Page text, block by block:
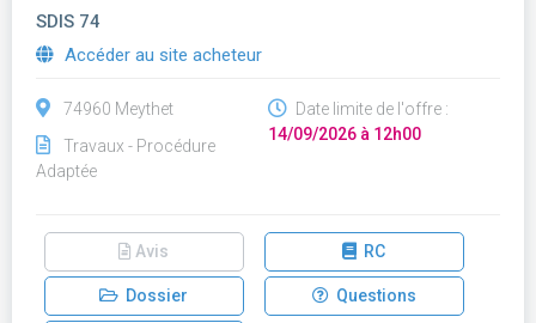
SDIS 74
Accéder au site acheteur
74960 Meythet
Travaux - Procédure
Adaptée
Date limite de l'offre :
14/09/2026 à 12h00
Avis RC
Dossier Questions